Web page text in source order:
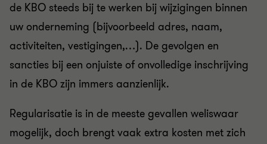
de KBO steeds bij te werken bij wijzigingen binnen
uw onderneming (bijvoorbeeld adres, naam,
activiteiten, vestigingen,…). De gevolgen en
sancties bij een onjuiste of onvolledige inschrijving
in de KBO zijn immers aanzienlijk.
Regularisatie is in de meeste gevallen weliswaar
mogelijk, doch brengt vaak extra kosten met zich